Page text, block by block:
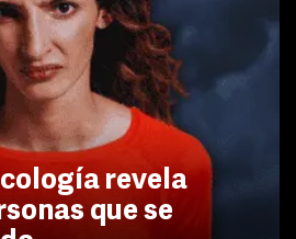
revela
que se